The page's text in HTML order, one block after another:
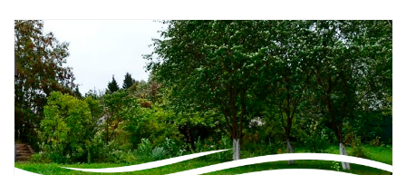
Смотреть проект